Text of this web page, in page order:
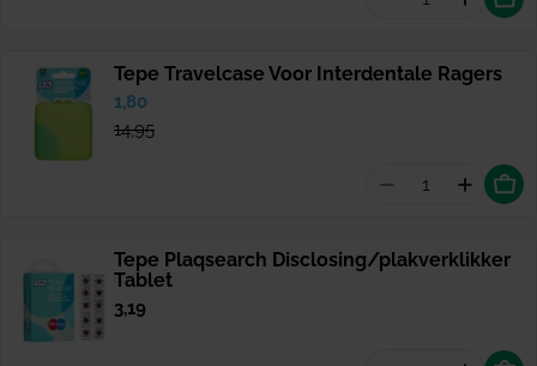
Aantal
Tepe Travelcase Voor Interdentale Ragers
Verkoopprijs
1,80
Normale
prijs
14,95
Aantal
Tepe Plaqsearch Disclosing/plakverklikker
Tablet
Normale
3,19